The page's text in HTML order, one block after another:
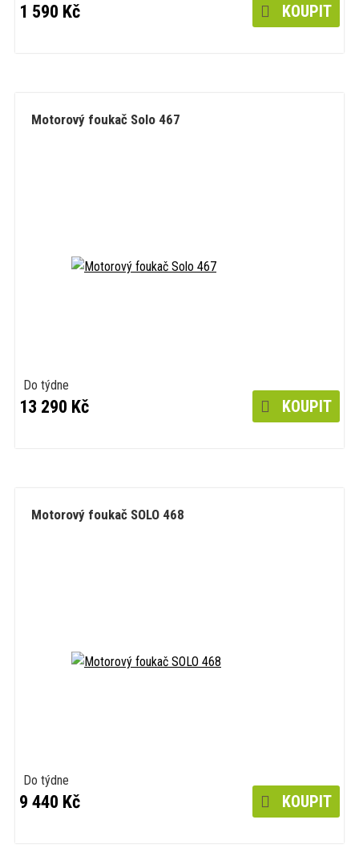
1 590 Kč KOUPIT
Motorový foukač Solo 467
Do týdne
13 290 Kč KOUPIT
Motorový foukač SOLO 468
Do týdne
9 440 Kč KOUPIT